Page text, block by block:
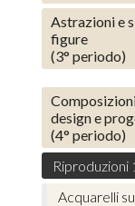
Astrazioni e
figure
(3° periodo)
design e
(4° periodo)
Riproduzioni
Acquarelli